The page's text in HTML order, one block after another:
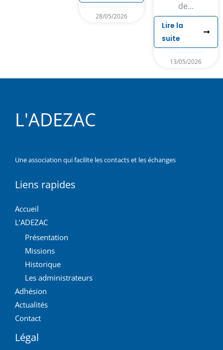
28/05/2026
de...
Lire la
suite
13/05/2026
L'ADEZAC
Une association qui facilite les contacts et les échanges
Liens rapides
Accueil
L’ADEZAC
Présentation
Missions
Historique
Les administrateurs
Adhésion
Actualités
Contact
Légal